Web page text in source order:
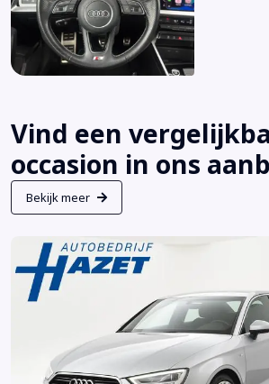
Vind een
occasion in ons
Bekijk meer